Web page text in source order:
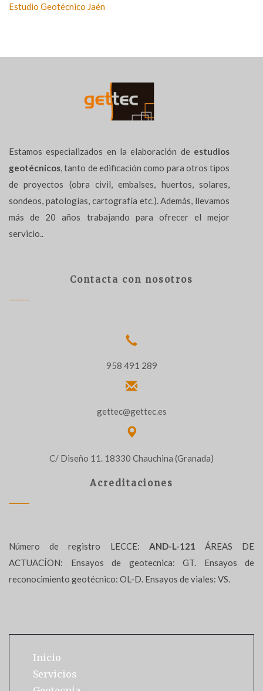
Estudio Geotécnico Jaén
Estamos especializados en la elaboración de estudios
geotécnicos, tanto de edificación como para otros tipos
de proyectos (obra civil, embalses, huertos, solares,
sondeos, patologías, cartografía etc.). Además, llevamos
más de 20 años trabajando para ofrecer el mejor
servicio..
Contacta con nosotros
958 491 289
gettec@gettec.es
C/ Diseño 11. 18330 Chauchina (Granada)
Acreditaciones
Número de registro LECCE: AND-L-121 ÁREAS DE
ACTUACÍON: Ensayos de geotecnica: GT. Ensayos de
reconocimiento geotécnico: OL-D. Ensayos de viales: VS.
Inicio
Servicios